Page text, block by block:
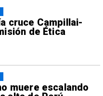
cruce Campillai-
de Ética
muere escalando